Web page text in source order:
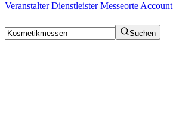
VeranstalterDienstleisterMesseorte Account
Suchen